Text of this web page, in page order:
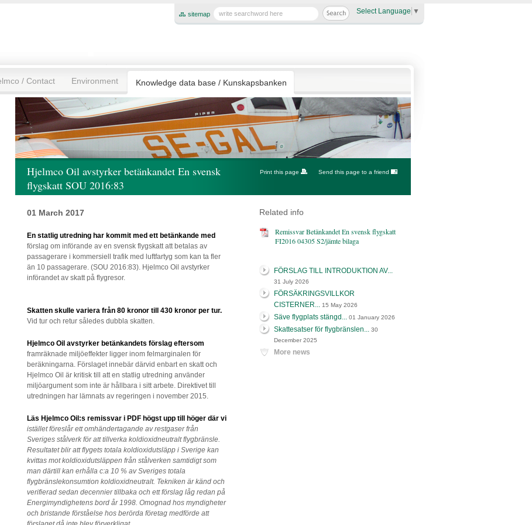
sitemap Select Language ▼
/ Contact Environment Knowledge data base / Kunskapsbanken
Hjelmco Oil avstyrker betänkandet En svensk
flygskatt SOU 2016:83
Print this page Send this page to a friend
01 March 2017
En statlig utredning har kommit med ett betänkande med
förslag om införande av en svensk flygskatt att betalas av
passagerare i kommersiell trafik med luftfartyg som kan ta fler
än 10 passagerare. (SOU 2016:83). Hjelmco Oil avstyrker
införandet av skatt på flygresor.
Skatten skulle variera från 80 kronor till 430 kronor per tur.
Vid tur och retur således dubbla skatten.
Hjelmco Oil avstyrker betänkandets förslag eftersom
framräknade miljöeffekter ligger inom felmarginalen för
beräkningarna. Förslaget innebär därvid enbart en skatt och
Hjelmco Oil är kritisk till att en statlig utredning använder
miljöargument som inte är hållbara i sitt arbete. Direktivet till
utredningen har lämnats av regeringen i november 2015.
Läs Hjelmco Oil:s remissvar i PDF högst upp till höger där vi
istället föreslår ett omhändertagande av restgaser från
Sveriges stålverk för att tillverka koldioxidneutralt flygbränsle.
Resultatet blir att flygets totala koldioxidutsläpp i Sverige kan
kvittas mot koldioxidutsläppen från stålverken samtidigt som
man därtill kan erhålla c:a 10 % av Sveriges totala
flygbränslekonsumtion koldioxidneutralt. Tekniken är känd och
verifierad sedan decennier tillbaka och ett förslag låg redan på
Energimyndighetens bord år 1998. Omognad hos myndigheter
och bristande förståelse hos berörda företag medförde att
Related info
Remissvar Betänkandet En svensk flygskatt
FI2016 04305 S2/jämte bilaga
FÖRSLAG TILL INTRODUKTION AV...
31 July 2026
FÖRSÄKRINGSVILLKOR
CISTERNER... 15 May 2026
Säve flygplats stängd... 01 January 2026
Skattesatser för flygbränslen... 30
December 2025
More news